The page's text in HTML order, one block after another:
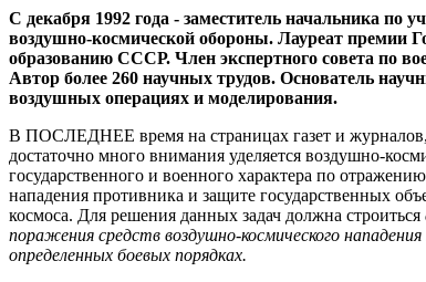
С декабря 1992 года - заместитель начальника по
воздушно-космической обороны. Лауреат премии
образованию СССР. Член экспертного совета по
Автор более 260 научных трудов. Основатель
воздушных операциях и моделирования.
В ПОСЛЕДНЕЕ время на страницах газет и журналов,
достаточно много внимания уделяется воздушно-
государственного и военного характера по
нападения противника и защите государственных
космоса. Для решения данных задач должна строиться
поражения средств воздушно-космического
определенных боевых порядках.